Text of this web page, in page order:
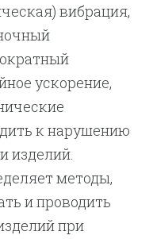
вибрация,
ускорение,
к нарушению
изделий.
методы,
и проводить
при